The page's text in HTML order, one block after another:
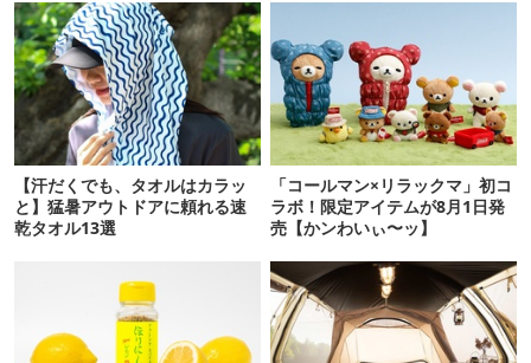
【汗だくでも、タオルはカラッ
と】猛暑アウトドアに頼れる速
乾タオル13選
「コールマン×リラックマ」初コ
ラボ！限定アイテムが8月1日発
売【かンわいぃ〜ッ】